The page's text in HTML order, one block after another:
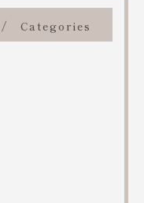
Categories